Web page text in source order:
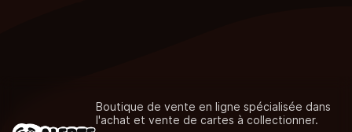
Boutique de vente en ligne spécialisée dans
l'achat et vente de cartes à collectionner.